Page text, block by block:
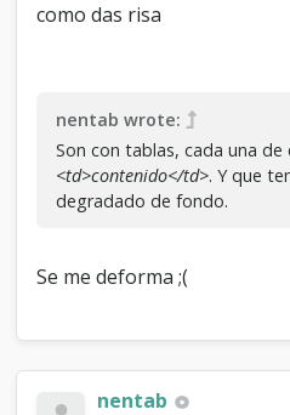
como das risa
nentab wrote:
Son con tablas, cada una
<td>contenido</td>. Y que
degradado de fondo.
Se me deforma ;(
nentab